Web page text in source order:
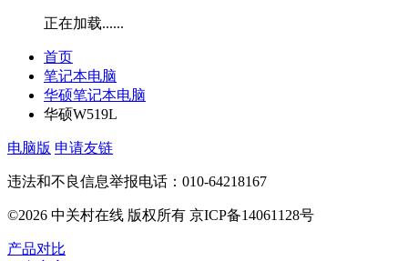
正在加载......
首页
笔记本电脑
华硕笔记本电脑
华硕W519L
电脑版 申请友链
违法和不良信息举报电话：010-64218167
©2026 中关村在线 版权所有 京ICP备14061128号
产品对比